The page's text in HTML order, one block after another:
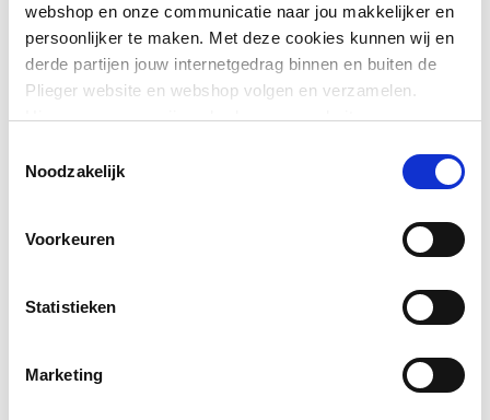
webshop en onze communicatie naar jou makkelijker en
persoonlijker te maken. Met deze cookies kunnen wij en
derde partijen jouw internetgedrag binnen en buiten de
Plieger website en webshop volgen en verzamelen.
Hiermee passen wij en derden onze website, app,
We slaan je cookievoorkeur op in je browser.
Noodzakelijk
Voorkeuren
Statistieken
Marketing